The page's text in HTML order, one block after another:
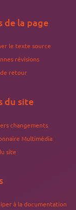
faire
que vous
propriétaires
ancienne et
matériel,
ou bien
Windows
«Windows Linux
le pilote Wifi
des précisions
pilotes
de la page
le texte source
révisions
retour
du site
changements
Multimédia
site
à la documentation